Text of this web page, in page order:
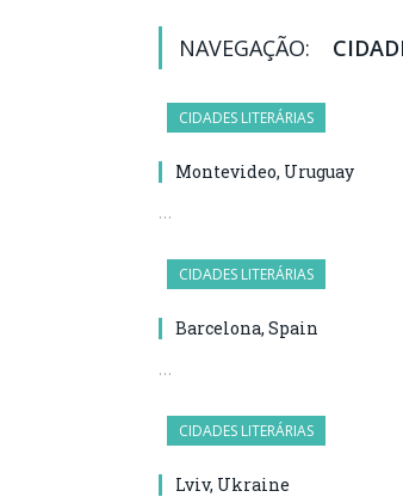
NAVEGAÇÃO:
CIDADES LITERÁRIAS
Montevideo, Uruguay
…
CIDADES LITERÁRIAS
Barcelona, Spain
…
CIDADES LITERÁRIAS
Lviv, Ukraine